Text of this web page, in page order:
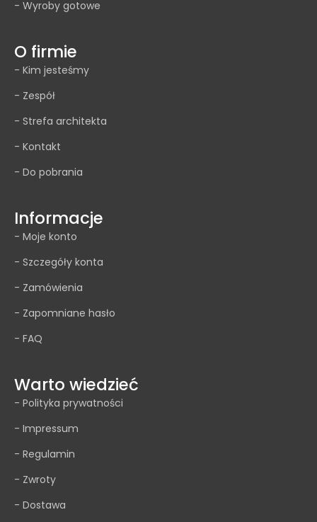
- Wyroby gotowe
O firmie
- Kim jesteśmy
- Zespół
- Strefa architekta
- Kontakt
- Do pobrania
Informacje
- Moje konto
- Szczegóły konta
- Zamówienia
- Zapomniane hasło
- FAQ
Warto wiedzieć
- Polityka prywatności
- Impressum
- Regulamin
- Zwroty
- Dostawa